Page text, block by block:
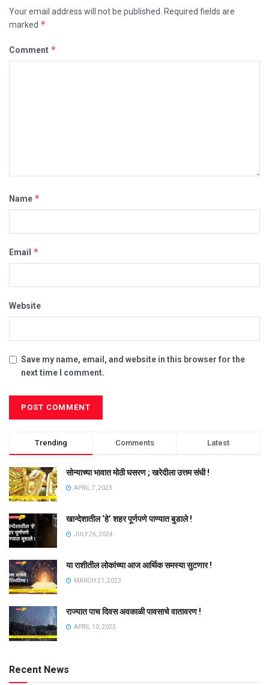
Your email address will not be published. Required fields are
marked *
Comment *
Name *
Email *
Website
Save my name, email, and website in this browser for the
next time I comment.
Trending Comments Latest
सोन्याच्या भावात मोठी घसरण ; खरेदीला उत्तम संधी !
APRIL 7, 2023
खान्देशातील ‘हे’ शहर पूर्णपणे पाण्यात बुडाले !
JULY 26, 2024
या राशीतील लोकांच्या आज आर्थिक समस्या सुटणार !
MARCH 21, 2023
राज्यात पाच दिवस अवकाळी पावसाचे वातावरण !
APRIL 10, 2023
Recent News